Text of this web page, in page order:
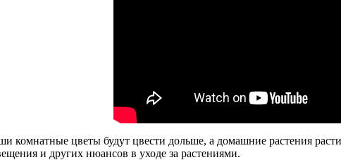
комнатные цветы будут цвести дольше, а домашние растения
и других нюансов в уходе за растениями.